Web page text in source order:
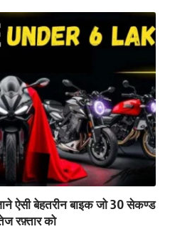
ऐसी बेहतरीन बाइक जो 30 सेकण्ड
रफ़्तार को